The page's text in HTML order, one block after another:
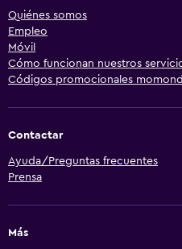
Quiénes somos
Empleo
Móvil
Cómo funcionan nuestros
Códigos promocionales
Contactar
Ayuda/Preguntas frecuentes
Prensa
Más